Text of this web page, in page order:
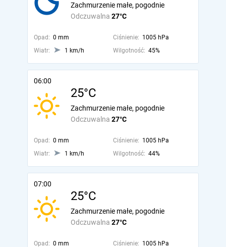
Odczuwalna 27°C
Zachmurzenie małe, pogodnie
Opad: 0 mm Ciśnienie: 1005 hPa
Wiatr:
1 km/h Wilgotność: 45%
06:00
25°C
Odczuwalna 27°C
Zachmurzenie małe, pogodnie
Opad: 0 mm Ciśnienie: 1005 hPa
Wiatr:
1 km/h Wilgotność: 44%
07:00
25°C
Odczuwalna 27°C
Zachmurzenie małe, pogodnie
Opad: 0 mm Ciśnienie: 1005 hPa